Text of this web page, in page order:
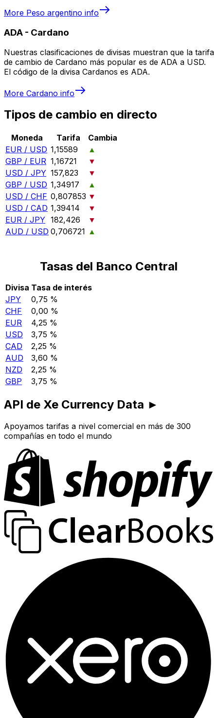
More Peso argentino info
ADA - Cardano
Nuestras clasificaciones de divisas muestran que la tarifa
de cambio de Cardano más popular es de ADA a USD.
El código de la divisa Cardanos es ADA.
More Cardano info
Tipos de cambio en directo
Moneda Tarifa
Cambia
EUR / USD 1,15589
▲
GBP / EUR 1,16721
▼
USD / JPY 157,823
▼
GBP / USD 1,34917
▲
USD / CHF 0,807853 ▼
USD / CAD 1,39414
▼
EUR / JPY 182,426
▼
AUD / USD 0,706721 ▲
Tasas del Banco Central
Divisa Tasa de interés
JPY
0,75 %
CHF
0,00 %
EUR
4,25 %
USD
3,75 %
CAD
2,25 %
AUD
3,60 %
NZD
2,25 %
GBP
3,75 %
API de Xe Currency Data ►
Apoyamos tarifas a nivel comercial en más de 300
compañías en todo el mundo